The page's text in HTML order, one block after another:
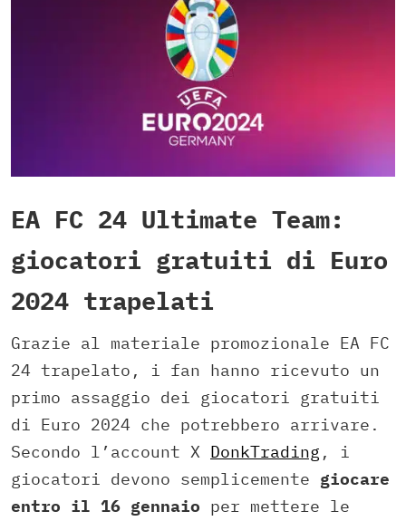
EA FC 24 Ultimate Team:
giocatori gratuiti di Euro
2024 trapelati
Grazie al materiale promozionale EA FC
24 trapelato, i fan hanno ricevuto un
primo assaggio dei giocatori gratuiti
di Euro 2024 che potrebbero arrivare.
Secondo l’account X DonkTrading , i
giocatori devono semplicemente giocare
entro il 16 gennaio per mettere le